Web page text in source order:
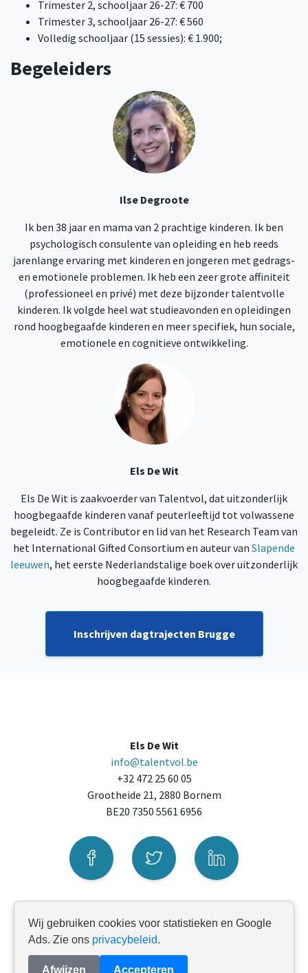
Trimester 2, schooljaar 26-27: € 700
Trimester 3, schooljaar 26-27: € 560
Volledig schooljaar (15 sessies): € 1.900;
Begeleiders
Ilse Degroote
Ik ben 38 jaar en mama van 2 prachtige kinderen. Ik ben
psychologisch consulente van opleiding en heb reeds
jarenlange ervaring met kinderen en jongeren met gedrags-
en emotionele problemen. Ik heb een zeer grote affiniteit
(professioneel en privé) met deze bijzonder talentvolle
kinderen. Ik volgde heel wat studieavonden en opleidingen
rond hoogbegaafde kinderen en meer specifiek, hun sociale,
emotionele en cognitieve ontwikkeling.
Els De Wit
Els De Wit is zaakvoerder van Talentvol, dat uitzonderlijk
hoogbegaafde kinderen vanaf peuterleeftijd tot volwassene
begeleidt. Ze is Contributor en lid van het Research Team van
het International Gifted Consortium en auteur van Slapende
leeuwen, het eerste Nederlandstalige boek over uitzonderlijk
hoogbegaafde kinderen.
Inschrijven dagtrajecten Brugge
Els De Wit
info@talentvol.be
+32 472 25 60 05
Grootheide 21, 2880 Bornem
BE20 7350 5561 6956
© Talentvol 2026
Wij gebruiken cookies voor statistieken en Google
Ads. Zie ons privacybeleid.
Afwijzen Accepteren